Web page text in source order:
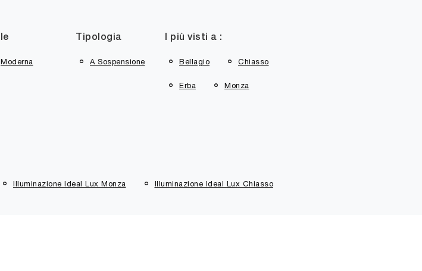
Moderna
Tipologia
A Sospensione
I più visti a :
Bellagio Chiasso
Erba Monza
Illuminazione Ideal Lux Monza Illuminazione Ideal Lux Chiasso